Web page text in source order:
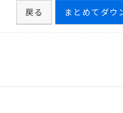
まとめてダウ
戻る